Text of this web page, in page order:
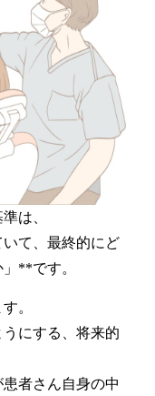
は、
て、最終的にど
**です。
。
にする、将来的
者さん自身の中